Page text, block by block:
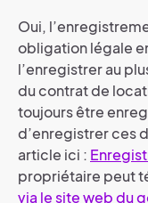
Oui,
obligation légale
l’enregistrer au
du contrat de
toujours être
d’enregistrer ces
article ici :
propriétaire peut
via le site web du